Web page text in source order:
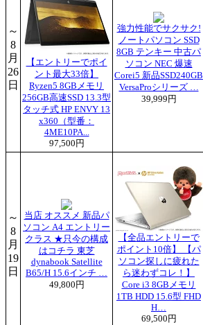
～
8
月
26
日
【エントリーでポイ
ント最大33倍】
Ryzen5 8GBメモリ
256GB高速SSD 13.3型
タッチ式 HP ENVY 13
x360（型番：
4ME10PA...
97,500円
強力性能でサクサク!
ノートパソコン SSD
8GB テンキー 中古パ
ソコン NEC 爆速
Corei5 新品SSD240GB
VersaProシリーズ …
39,999円
～
8
月
19
日
当店 オススメ 新品パ
ソコン A4 エントリー
クラス ★只今の構成
はコチラ 東芝
dynabook Satellite
B65/H 15.6インチ …
49,800円
【全品エントリーで
ポイント10倍】 【パ
ソコン探しに疲れた
ら迷わずコレ！】
Core i3 8GBメモリ
1TB HDD 15.6型 FHD
H…
69,500円